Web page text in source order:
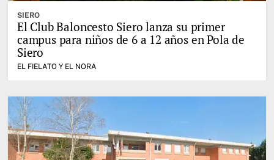
SIERO
El Club Baloncesto Siero lanza su primer
campus para niños de 6 a 12 años en Pola de
Siero
EL FIELATO Y EL NORA